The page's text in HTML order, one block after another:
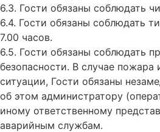
6.3. Гости обязаны соблюдать
6.4. Гости обязаны соблюдать
7.00 часов.
6.5. Гости обязаны соблюдать
безопасности. В случае пожара
ситуации, Гости обязаны
об этом администратору
иному ответственному
аварийным службам.